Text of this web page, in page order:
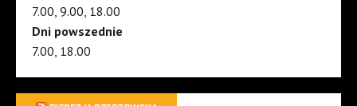
7.00, 9.00, 18.00
Dni powszednie
7.00, 18.00